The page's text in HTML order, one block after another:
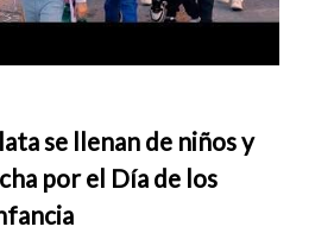
se llenan de niños y
por el Día de los